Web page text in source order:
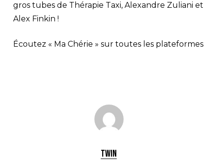
gros tubes de Thérapie Taxi, Alexandre Zuliani et
Alex Finkin !
Écoutez « Ma Chérie » sur toutes les plateformes
Twin